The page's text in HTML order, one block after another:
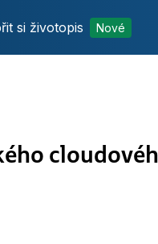
si životopis Nové